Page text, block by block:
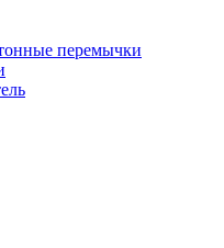
перемычки